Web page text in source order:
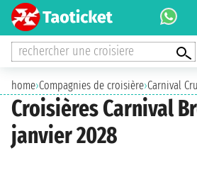
rechercher une croisiere
home›Compagnies de croisière›Carnival
Croisières Carnival
janvier 2028